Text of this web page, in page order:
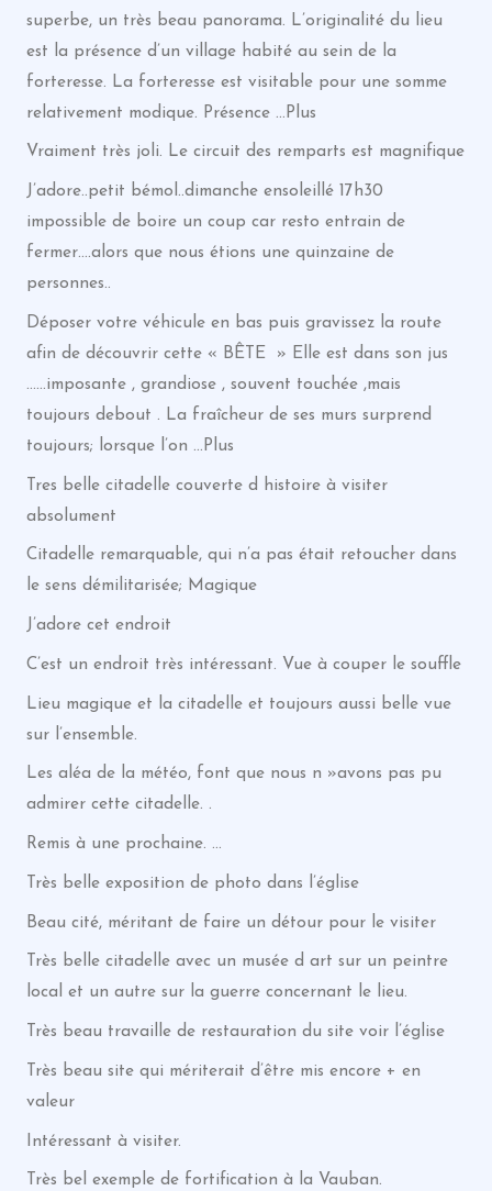
superbe, un très beau panorama. L’originalité du lieu
est la présence d’un village habité au sein de la
forteresse. La forteresse est visitable pour une somme
relativement modique. Présence …Plus
Vraiment très joli. Le circuit des remparts est magnifique
J’adore..petit bémol..dimanche ensoleillé 17h30
impossible de boire un coup car resto entrain de
fermer….alors que nous étions une quinzaine de
personnes..
Déposer votre véhicule en bas puis gravissez la route
afin de découvrir cette « BÊTE » Elle est dans son jus
……imposante , grandiose , souvent touchée ,mais
toujours debout . La fraîcheur de ses murs surprend
toujours; lorsque l’on …Plus
Tres belle citadelle couverte d histoire à visiter
absolument
Citadelle remarquable, qui n’a pas était retoucher dans
le sens démilitarisée; Magique
J’adore cet endroit
C’est un endroit très intéressant. Vue à couper le souffle
Lieu magique et la citadelle et toujours aussi belle vue
sur l’ensemble.
Les aléa de la météo, font que nous n »avons pas pu
admirer cette citadelle. .
Remis à une prochaine. …
Très belle exposition de photo dans l’église
Beau cité, méritant de faire un détour pour le visiter
Très belle citadelle avec un musée d art sur un peintre
local et un autre sur la guerre concernant le lieu.
Très beau travaille de restauration du site voir l’église
Très beau site qui mériterait d’être mis encore + en
valeur
Intéressant à visiter.
Très bel exemple de fortification à la Vauban.